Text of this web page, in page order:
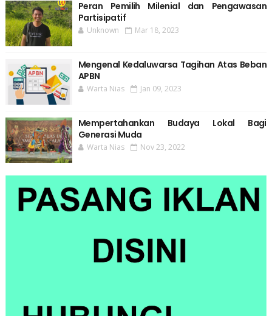
Peran Pemilih Milenial dan Pengawasan
Partisipatif
Unknown Mar 18, 2023
Mengenal Kedaluwarsa Tagihan Atas Beban
APBN
Warta Nias Jan 09, 2023
Mempertahankan Budaya Lokal Bagi
Generasi Muda
Warta Nias Nov 23, 2022